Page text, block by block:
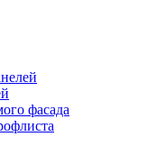
фасада